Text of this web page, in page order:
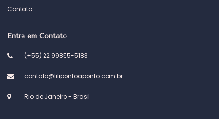
Contato
Entre em Contato
(+55) 22 99855-5183
contato@lilipontoaponto.com.br
Rio de Janeiro - Brasil